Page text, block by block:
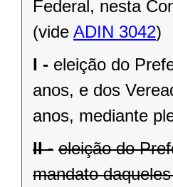
Federal, nesta
(vide ADIN 3042)
I - eleição do
anos, e dos
anos, mediante
II - eleição do
mandato